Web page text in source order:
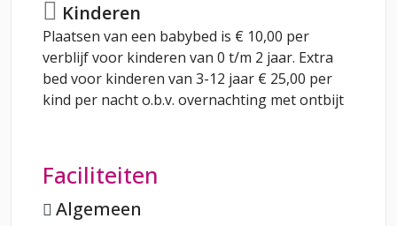
Kinderen
Plaatsen van een babybed is € 10,00 per
verblijf voor kinderen van 0 t/m 2 jaar. Extra
bed voor kinderen van 3-12 jaar € 25,00 per
kind per nacht o.b.v. overnachting met ontbijt
Faciliteiten
Algemeen